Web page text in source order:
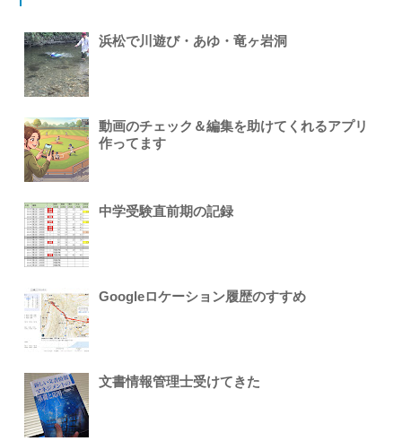
浜松で川遊び・あゆ・竜ヶ岩洞
動画のチェック＆編集を助けてくれるアプリ
作ってます
中学受験直前期の記録
Googleロケーション履歴のすすめ
文書情報管理士受けてきた